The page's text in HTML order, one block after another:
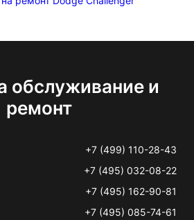
обслуживание и
ремонт
+7 (499) 110-28-43
+7 (495) 032-08-22
+7 (495) 162-90-81
+7 (495) 085-74-61